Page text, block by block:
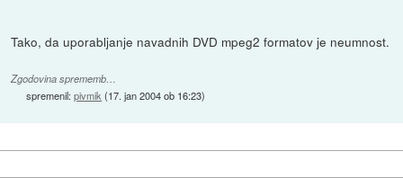
Tako, da uporabljanje navadnih DVD mpeg2 formatov je neumnost.
Zgodovina sprememb…
spremenil:pivmik (17. jan 2004 ob 16:23)